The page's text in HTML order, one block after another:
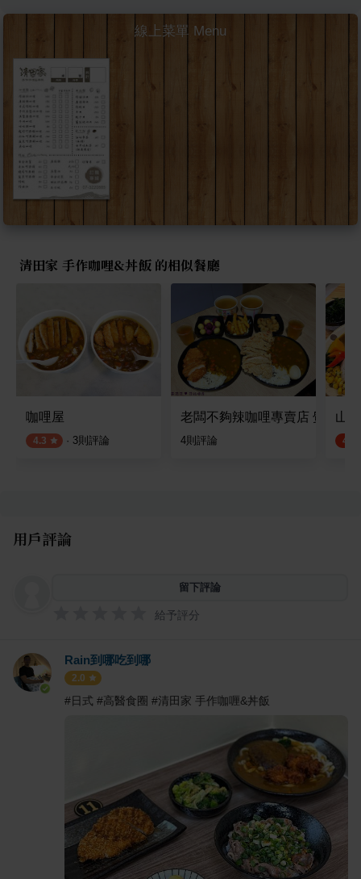
線上菜單 Menu
清田家 手作咖哩&丼飯 的相似餐廳
咖哩屋
4.3 · 3則評論
老闆不夠辣咖哩專賣店 覺民店
4則評論
山
4.5
用戶評論
留下評論
給予評分
Rain到哪吃到哪
2.0
#日式 #高醫食圈 #清田家 手作咖喱&丼飯